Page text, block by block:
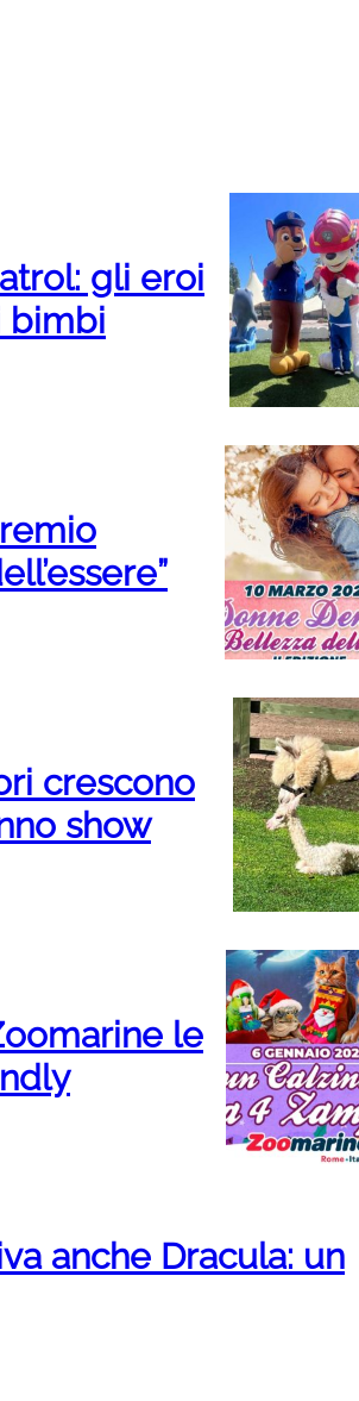
gli eroi
bimbi
crescono
show
le
anche Dracula: un